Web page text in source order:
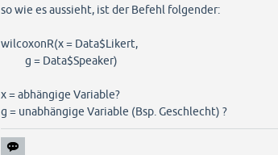
so wie es aussieht, ist der Befehl folgender:
wilcoxonR(x = Data$Likert,
g = Data$Speaker)
x = abhängige Variable?
g = unabhängige Variable (Bsp. Geschlecht) ?